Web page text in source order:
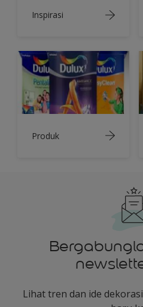
Inspirasi
Produk
Lihat tren dan ide